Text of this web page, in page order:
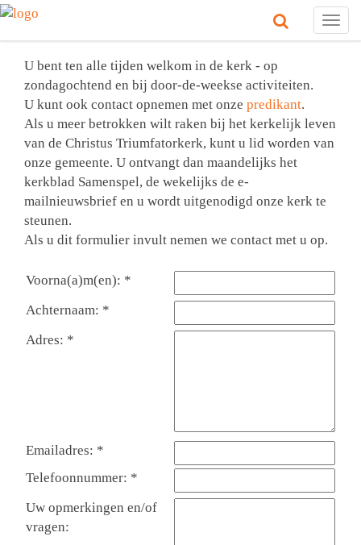
U bent ten alle tijden welkom in de kerk - op
zondagochtend en bij door-de-weekse activiteiten.
U kunt ook contact opnemen met onze predikant.
Als u meer betrokken wilt raken bij het kerkelijk leven
van de Christus Triumfatorkerk, kunt u lid worden van
onze gemeente. U ontvangt dan maandelijks het
kerkblad Samenspel, de wekelijks de e-
mailnieuwsbrief en u wordt uitgenodigd onze kerk te
steunen.
Als u dit formulier invult nemen we contact met u op.
Voorna(a)m(en): *
Achternaam: *
Adres: *
Emailadres: *
Telefoonnummer: *
Uw opmerkingen en/of
vragen: